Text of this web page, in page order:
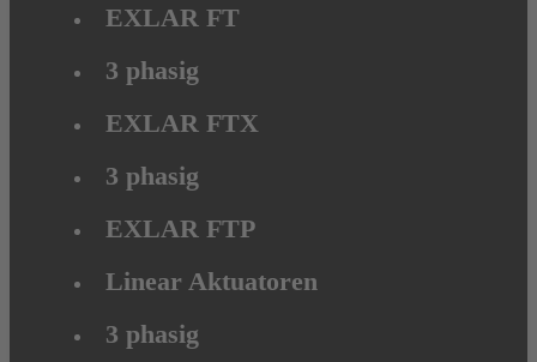
EXLAR FT
3 phasig
EXLAR FTX
3 phasig
EXLAR FTP
Linear Aktuatoren
3 phasig